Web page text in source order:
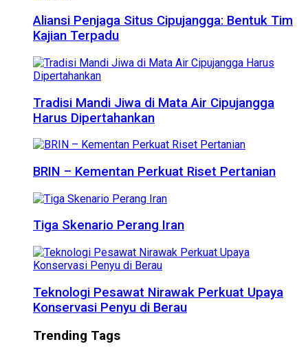
Aliansi Penjaga Situs Cipujangga: Bentuk Tim
Kajian Terpadu
Tradisi Mandi Jiwa di Mata Air Cipujangga
Harus Dipertahankan
BRIN – Kementan Perkuat Riset Pertanian
Tiga Skenario Perang Iran
Teknologi Pesawat Nirawak Perkuat Upaya
Konservasi Penyu di Berau
Trending Tags